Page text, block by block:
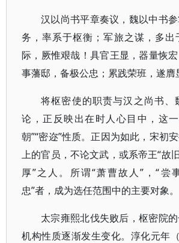
汉以尚书平章奏议，魏以中书
务，率系于枢衡；军旅之谋，多出
际，厥惟艰哉！具官王显，器量恢
事藩邸，备极公忠；累践荣班，遂
将枢密使的职责与汉之尚书、
论，正反映出在时人心目中，这
朝”“密迩”性质。正因为如此，宋初
上的官员，不论文武，或系帝王“故
厚”之人。所谓“萧曹故人”，“尝
忠”者，成为选任范围中的主要对象。
太宗雍熙北伐失败后，枢密院
机构性质逐渐发生变化。淳化元年